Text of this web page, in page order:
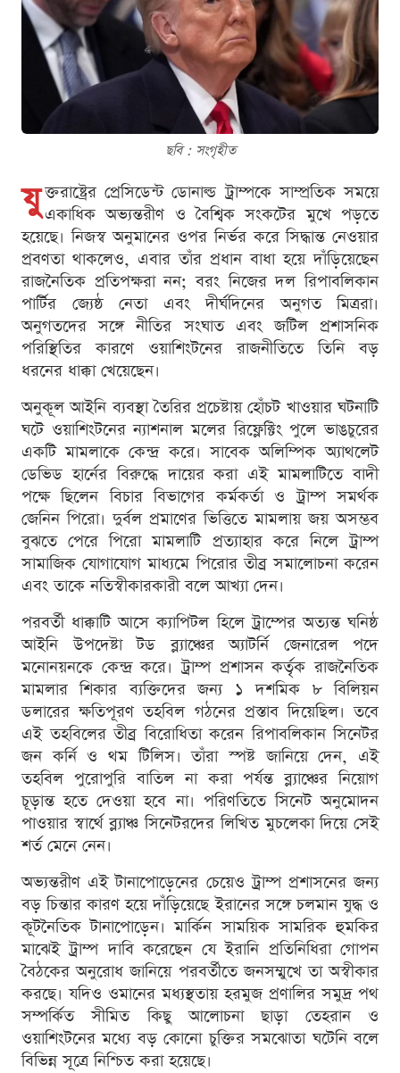
ছবি : সংগৃহীত
যু ক্তরাষ্ট্রের প্রেসিডেন্ট ডোনাল্ড ট্রাম্পকে সাম্প্রতিক সময়ে
একাধিক অভ্যন্তরীণ ও বৈশ্বিক সংকটের মুখে পড়তে
হয়েছে। নিজস্ব অনুমানের ওপর নির্ভর করে সিদ্ধান্ত নেওয়ার
প্রবণতা থাকলেও, এবার তাঁর প্রধান বাধা হয়ে দাঁড়িয়েছেন
রাজনৈতিক প্রতিপক্ষরা নন; বরং নিজের দল রিপাবলিকান
পার্টির জ্যেষ্ঠ নেতা এবং দীর্ঘদিনের অনুগত মিত্ররা।
অনুগতদের সঙ্গে নীতির সংঘাত এবং জটিল প্রশাসনিক
পরিস্থিতির কারণে ওয়াশিংটনের রাজনীতিতে তিনি বড়
ধরনের ধাক্কা খেয়েছেন।
অনুকূল আইনি ব্যবস্থা তৈরির প্রচেষ্টায় হোঁচট খাওয়ার ঘটনাটি
ঘটে ওয়াশিংটনের ন্যাশনাল মলের রিফ্লেক্টিং পুলে ভাঙচুরের
একটি মামলাকে কেন্দ্র করে। সাবেক অলিম্পিক অ্যাথলেট
ডেভিড হার্নের বিরুদ্ধে দায়ের করা এই মামলাটিতে বাদী
পক্ষে ছিলেন বিচার বিভাগের কর্মকর্তা ও ট্রাম্প সমর্থক
জেনিন পিরো। দুর্বল প্রমাণের ভিত্তিতে মামলায় জয় অসম্ভব
বুঝতে পেরে পিরো মামলাটি প্রত্যাহার করে নিলে ট্রাম্প
সামাজিক যোগাযোগ মাধ্যমে পিরোর তীব্র সমালোচনা করেন
এবং তাকে নতিস্বীকারকারী বলে আখ্যা দেন।
পরবর্তী ধাক্কাটি আসে ক্যাপিটল হিলে ট্রাম্পের অত্যন্ত ঘনিষ্ঠ
আইনি উপদেষ্টা টড ব্ল্যাঞ্চের অ্যাটর্নি জেনারেল পদে
মনোনয়নকে কেন্দ্র করে। ট্রাম্প প্রশাসন কর্তৃক রাজনৈতিক
মামলার শিকার ব্যক্তিদের জন্য ১ দশমিক ৮ বিলিয়ন
ডলারের ক্ষতিপূরণ তহবিল গঠনের প্রস্তাব দিয়েছিল। তবে
এই তহবিলের তীব্র বিরোধিতা করেন রিপাবলিকান সিনেটর
জন কর্নি ও থম টিলিস। তাঁরা স্পষ্ট জানিয়ে দেন, এই
তহবিল পুরোপুরি বাতিল না করা পর্যন্ত ব্ল্যাঞ্চের নিয়োগ
চূড়ান্ত হতে দেওয়া হবে না। পরিণতিতে সিনেট অনুমোদন
পাওয়ার স্বার্থে ব্ল্যাঞ্চ সিনেটরদের লিখিত মুচলেকা দিয়ে সেই
শর্ত মেনে নেন।
অভ্যন্তরীণ এই টানাপোড়েনের চেয়েও ট্রাম্প প্রশাসনের জন্য
বড় চিন্তার কারণ হয়ে দাঁড়িয়েছে ইরানের সঙ্গে চলমান যুদ্ধ ও
কূটনৈতিক টানাপোড়েন। মার্কিন সাময়িক সামরিক হুমকির
মাঝেই ট্রাম্প দাবি করেছেন যে ইরানি প্রতিনিধিরা গোপন
বৈঠকের অনুরোধ জানিয়ে পরবর্তীতে জনসম্মুখে তা অস্বীকার
করছে। যদিও ওমানের মধ্যস্থতায় হরমুজ প্রণালির সমুদ্র পথ
সম্পর্কিত সীমিত কিছু আলোচনা ছাড়া তেহরান ও
ওয়াশিংটনের মধ্যে বড় কোনো চুক্তির সমঝোতা ঘটেনি বলে
বিভিন্ন সূত্রে নিশ্চিত করা হয়েছে।